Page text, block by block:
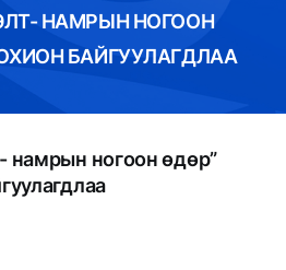
НАМРЫН НОГООН
БАЙГУУЛАГДЛАА
намрын ногоон өдөр”